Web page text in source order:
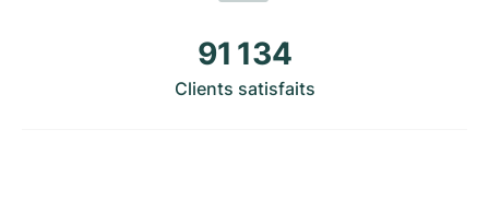
91 134
Clients satisfaits